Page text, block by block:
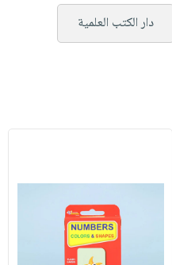
دار الكتب العلمية